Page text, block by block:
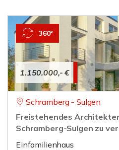
1.150.000,- €
360°
Schramberg - Sulgen
Freistehendes
Schramberg-Sulgen zu
Einfamilienhaus